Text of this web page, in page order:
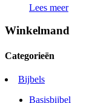
Lees meer
Winkelmand
Categorieën
Bijbels
Basisbijbel